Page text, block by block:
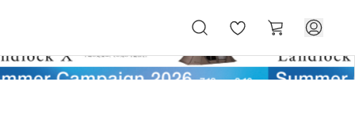
気
に
ー
ト